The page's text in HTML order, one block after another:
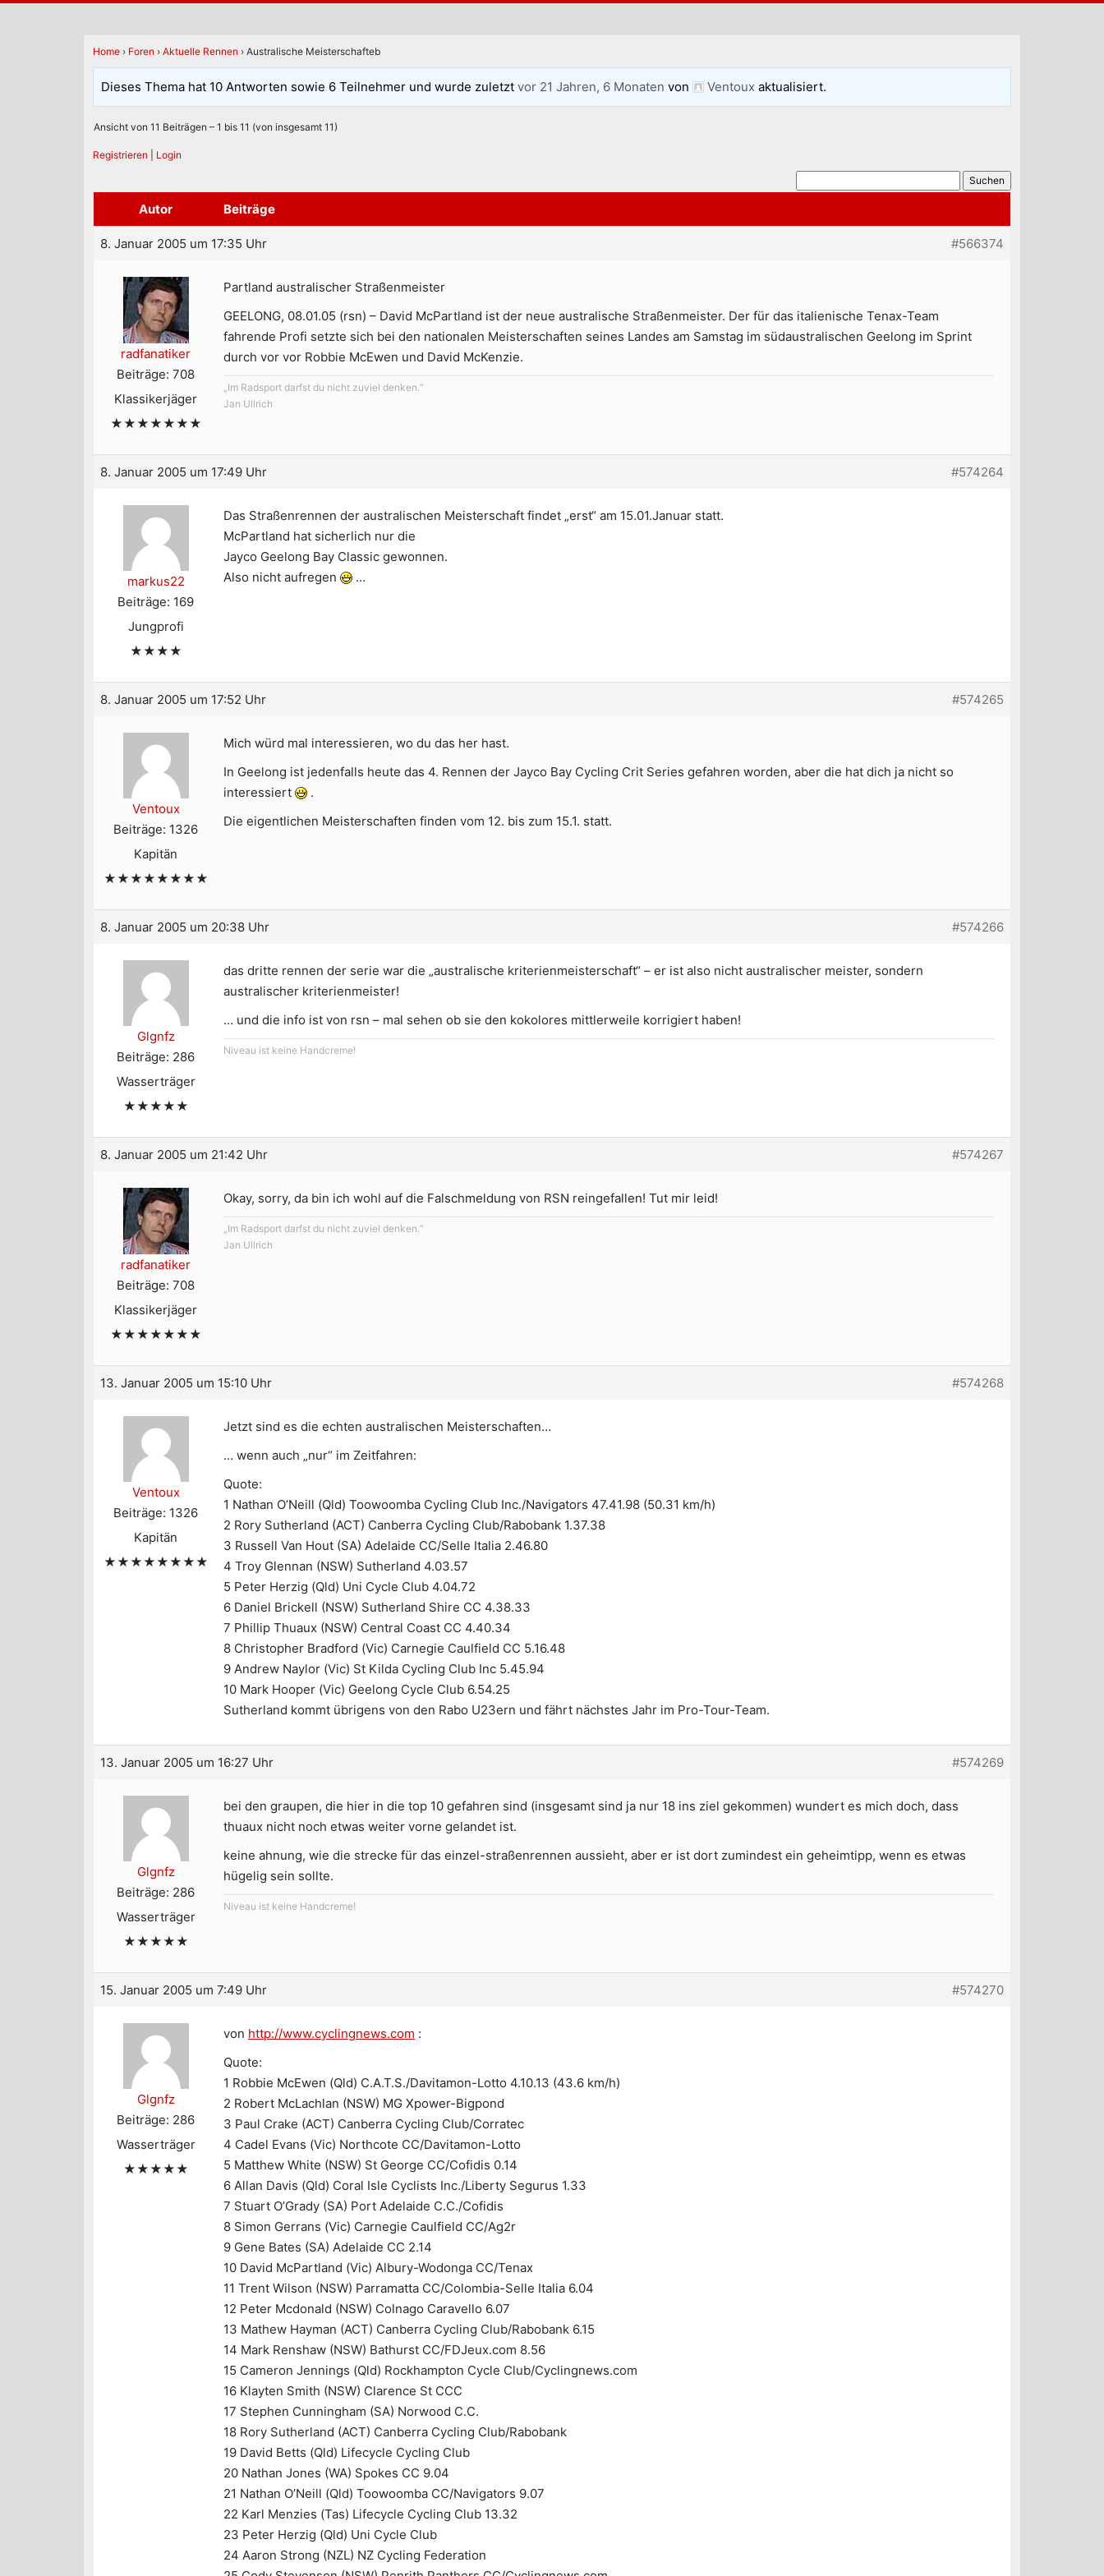
Home › Foren › Aktuelle Rennen › Australische Meisterschafteb
Dieses Thema hat 10 Antworten sowie 6 Teilnehmer und wurde zuletztvor 21 Jahren, 6 Monaten von Ventoux aktualisiert.
Ansicht von 11 Beiträgen – 1 bis 11 (von insgesamt 11)
Registrieren Login
Autor Beiträge
8. Januar 2005 um 17:35 Uhr #566374
radfanatiker
Beiträge: 708
Klassikerjäger
★★★★★★★
Partland australischer Straßenmeister
GEELONG, 08.01.05 (rsn) – David McPartland ist der neue australische Straßenmeister. Der für das italienische Tenax-Team
fahrende Profi setzte sich bei den nationalen Meisterschaften seines Landes am Samstag im südaustralischen Geelong im Sprint
durch vor vor Robbie McEwen und David McKenzie.
„Im Radsport darfst du nicht zuviel denken.“
Jan Ullrich
8. Januar 2005 um 17:49 Uhr #574264
markus22
Beiträge: 169
Jungprofi
★★★★
Das Straßenrennen der australischen Meisterschaft findet „erst“ am 15.01.Januar statt.
McPartland hat sicherlich nur die
Jayco Geelong Bay Classic gewonnen.
Also nicht aufregen
…
8. Januar 2005 um 17:52 Uhr #574265
Ventoux
Beiträge: 1326
Kapitän
★★★★★★★★
Mich würd mal interessieren, wo du das her hast.
In Geelong ist jedenfalls heute das 4. Rennen der Jayco Bay Cycling Crit Series gefahren worden, aber die hat dich ja nicht so
interessiert
.
Die eigentlichen Meisterschaften finden vom 12. bis zum 15.1. statt.
8. Januar 2005 um 20:38 Uhr #574266
Glgnfz
Beiträge: 286
Wasserträger
★★★★★
das dritte rennen der serie war die „australische kriterienmeisterschaft“ – er ist also nicht australischer meister, sondern
australischer kriterienmeister!
… und die info ist von rsn – mal sehen ob sie den kokolores mittlerweile korrigiert haben!
Niveau ist keine Handcreme!
8. Januar 2005 um 21:42 Uhr #574267
radfanatiker
Beiträge: 708
Klassikerjäger
★★★★★★★
Okay, sorry, da bin ich wohl auf die Falschmeldung von RSN reingefallen! Tut mir leid!
„Im Radsport darfst du nicht zuviel denken.“
Jan Ullrich
13. Januar 2005 um 15:10 Uhr #574268
Ventoux
Beiträge: 1326
Kapitän
★★★★★★★★
Jetzt sind es die echten australischen Meisterschaften…
… wenn auch „nur“ im Zeitfahren:
Quote:
1 Nathan O’Neill (Qld) Toowoomba Cycling Club Inc./Navigators 47.41.98 (50.31 km/h)
2 Rory Sutherland (ACT) Canberra Cycling Club/Rabobank 1.37.38
3 Russell Van Hout (SA) Adelaide CC/Selle Italia 2.46.80
4 Troy Glennan (NSW) Sutherland 4.03.57
5 Peter Herzig (Qld) Uni Cycle Club 4.04.72
6 Daniel Brickell (NSW) Sutherland Shire CC 4.38.33
7 Phillip Thuaux (NSW) Central Coast CC 4.40.34
8 Christopher Bradford (Vic) Carnegie Caulfield CC 5.16.48
9 Andrew Naylor (Vic) St Kilda Cycling Club Inc 5.45.94
10 Mark Hooper (Vic) Geelong Cycle Club 6.54.25
Sutherland kommt übrigens von den Rabo U23ern und fährt nächstes Jahr im Pro-Tour-Team.
13. Januar 2005 um 16:27 Uhr #574269
Glgnfz
Beiträge: 286
Wasserträger
★★★★★
bei den graupen, die hier in die top 10 gefahren sind (insgesamt sind ja nur 18 ins ziel gekommen) wundert es mich doch, dass
thuaux nicht noch etwas weiter vorne gelandet ist.
keine ahnung, wie die strecke für das einzel-straßenrennen aussieht, aber er ist dort zumindest ein geheimtipp, wenn es etwas
hügelig sein sollte.
Niveau ist keine Handcreme!
15. Januar 2005 um 7:49 Uhr #574270
Glgnfz
Beiträge: 286
Wasserträger
★★★★★
von http://www.cyclingnews.com :
Quote:
1 Robbie McEwen (Qld) C.A.T.S./Davitamon-Lotto 4.10.13 (43.6 km/h)
2 Robert McLachlan (NSW) MG Xpower-Bigpond
3 Paul Crake (ACT) Canberra Cycling Club/Corratec
4 Cadel Evans (Vic) Northcote CC/Davitamon-Lotto
5 Matthew White (NSW) St George CC/Cofidis 0.14
6 Allan Davis (Qld) Coral Isle Cyclists Inc./Liberty Segurus 1.33
7 Stuart O’Grady (SA) Port Adelaide C.C./Cofidis
8 Simon Gerrans (Vic) Carnegie Caulfield CC/Ag2r
9 Gene Bates (SA) Adelaide CC 2.14
10 David McPartland (Vic) Albury-Wodonga CC/Tenax
11 Trent Wilson (NSW) Parramatta CC/Colombia-Selle Italia 6.04
12 Peter Mcdonald (NSW) Colnago Caravello 6.07
13 Mathew Hayman (ACT) Canberra Cycling Club/Rabobank 6.15
14 Mark Renshaw (NSW) Bathurst CC/FDJeux.com 8.56
15 Cameron Jennings (Qld) Rockhampton Cycle Club/Cyclingnews.com
16 Klayten Smith (NSW) Clarence St CCC
17 Stephen Cunningham (SA) Norwood C.C.
18 Rory Sutherland (ACT) Canberra Cycling Club/Rabobank
19 David Betts (Qld) Lifecycle Cycling Club
20 Nathan Jones (WA) Spokes CC 9.04
21 Nathan O’Neill (Qld) Toowoomba CC/Navigators 9.07
22 Karl Menzies (Tas) Lifecycle Cycling Club 13.32
23 Peter Herzig (Qld) Uni Cycle Club
24 Aaron Strong (NZL) NZ Cycling Federation